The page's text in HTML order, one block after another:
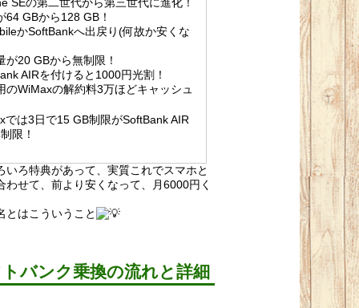
64 GBから128 GB！
かSoftBankへ出戻り(何故か安くな
が20 GBから無制限！
AIRを付けると1000円光割！
のWiMaxの解約料3万ほどキャッシュ
では3日で15 GB制限がSoftBank AIR
限！
いろ特典があって、実質これでスマホと
わせて、前より安くなって、月6000円く
とはこういうこと
バンク乗換の流れと詳細